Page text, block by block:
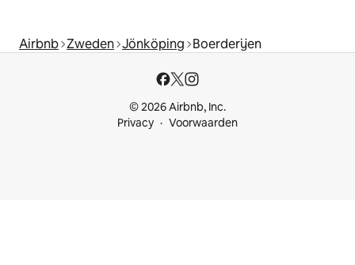
Airbnb Zweden Jönköping Boerderijen
© 2026 Airbnb, Inc.
Privacy
Voorwaarden